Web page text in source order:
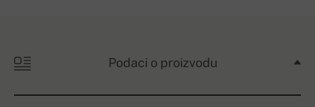
Podaci o proizvodu